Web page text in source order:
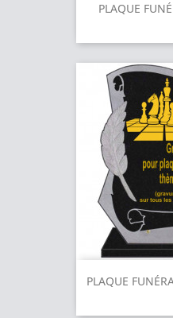
PLAQUE
PLAQUE